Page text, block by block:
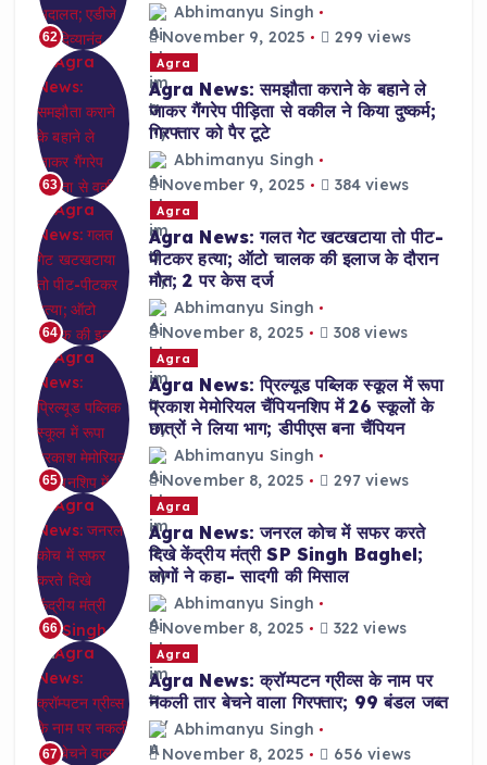
62
Abhimanyu Singh
November 9, 2025
299 views
63
Agra
Agra News: समझौता कराने के बहाने ले
जाकर गैंगरेप पीड़िता से वकील ने किया दुष्कर्म;
गिरफ्तार को पैर टूटे
Abhimanyu Singh
November 9, 2025
384 views
64
Agra
Agra News: गलत गेट खटखटाया तो पीट-
पीटकर हत्या; ऑटो चालक की इलाज के दौरान
मौत; 2 पर केस दर्ज
Abhimanyu Singh
November 8, 2025
308 views
65
Agra
Agra News: प्रिल्यूड पब्लिक स्कूल में रूपा
प्रकाश मेमोरियल चैंपियनशिप में 26 स्कूलों के
छात्रों ने लिया भाग; डीपीएस बना चैंपियन
Abhimanyu Singh
November 8, 2025
297 views
66
Agra
Agra News: जनरल कोच में सफर करते
दिखे केंद्रीय मंत्री SP Singh Baghel;
लोगों ने कहा- सादगी की मिसाल
Abhimanyu Singh
November 8, 2025
322 views
67
Agra
Agra News: क्रॉम्पटन ग्रीव्स के नाम पर
नकली तार बेचने वाला गिरफ्तार; 99 बंडल जब्त
Abhimanyu Singh
November 8, 2025
656 views